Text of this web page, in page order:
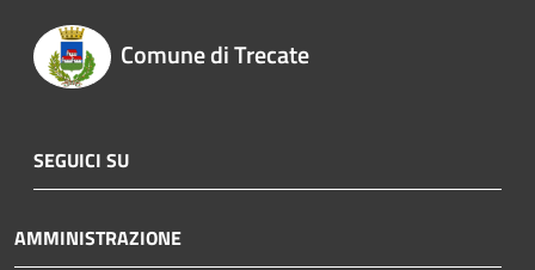
Comune di Trecate
SEGUICI SU
AMMINISTRAZIONE